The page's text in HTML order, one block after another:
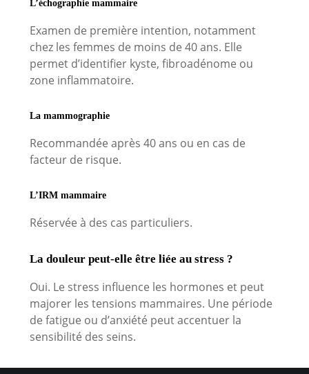
L’échographie mammaire
Examen de première intention, notamment
chez les femmes de moins de 40 ans. Elle
permet d’identifier kyste, fibroadénome ou
zone inflammatoire.
La mammographie
Recommandée après 40 ans ou en cas de
facteur de risque.
L’IRM mammaire
Réservée à des cas particuliers.
La douleur peut-elle être liée au stress ?
Oui. Le stress influence les hormones et peut
majorer les tensions mammaires. Une période
de fatigue ou d’anxiété peut accentuer la
sensibilité des seins.